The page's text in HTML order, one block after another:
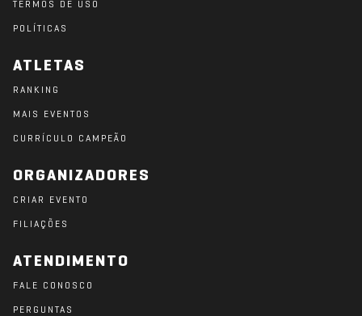
TERMOS DE USO
POLÍTICAS
ATLETAS
RANKING
MAIS EVENTOS
CURRÍCULO CAMPEÃO
ORGANIZADORES
CRIAR EVENTO
FILIAÇÕES
ATENDIMENTO
FALE CONOSCO
PERGUNTAS